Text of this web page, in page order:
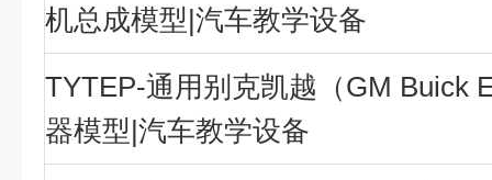
机总成模型|汽车教学设备
TYTEP-通用别克凯越（GM Buick
器模型|汽车教学设备